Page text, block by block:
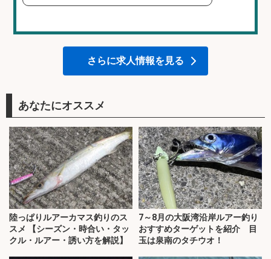
さらに求人情報を見る
あなたにオススメ
陸っぱりルアーカマス釣りのス
スメ 【シーズン・時合い・タッ
クル・ルアー・誘い方を解説】
7～8月の大阪湾沿岸ルアー釣り
おすすめターゲットを紹介 目
玉は泉南のタチウオ！